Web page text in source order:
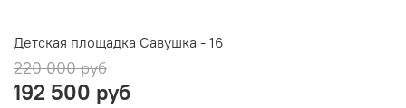
Детская площадка Савушка - 16
220 000 руб
192 500 руб